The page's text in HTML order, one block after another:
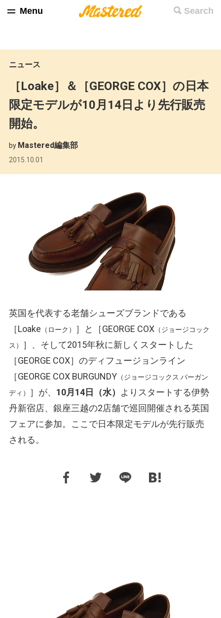
Search
Menu
ニュース
［Loake］＆［GEORGE COX］の日本
限定モデルが10月14日より先行販売
開始。
by Mastered編集部
2015.10.01
英国を代表する老舗シューズブランドである
［Loake （ローク） ］と［GEORGE COX （ジョージコック
ス）
］、そして2015年秋に新しくスタートした
［GEORGE COX］のディフュージョンライン
［GEORGE COX BURGUNDY （ジョージコックス バーガン
ディ）
］が、 10月14日（水） よりスタートする伊勢
丹新宿店、銀座三越の2店舗で巡回開催される英国
フェアに参加。ここで日本限定モデルが先行販売
される。